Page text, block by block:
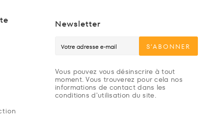
Newsletter
S’ABONNER
Vous pouvez vous désinscrire à tout
moment. Vous trouverez pour cela nos
informations de contact dans les
conditions d'utilisation du site.